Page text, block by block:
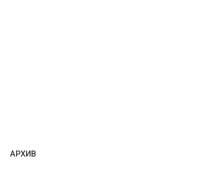
AРХИВ